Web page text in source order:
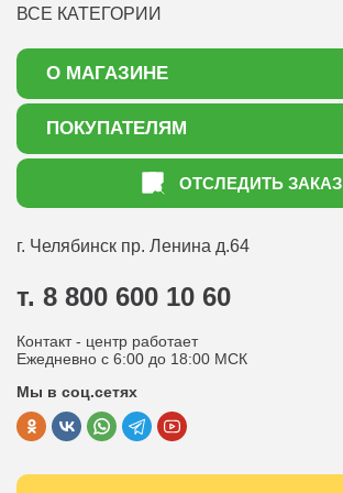
ВСЕ КАТЕГОРИИ
О МАГАЗИНЕ
О нас
Акции
ПОКУПАТЕЛЯМ
Как оформить заказ
Статьи садоводу
Оптовым покупателям
Политика конфиденциальности
Публичная оферта
ОТСЛЕДИТЬ ЗАКАЗ
г. Челябинск пр. Ленина д.64
т. 8 800 600 10 60
Контакт - центр работает
Ежедневно с 6:00 до 18:00 МСК
Мы в соц.сетях